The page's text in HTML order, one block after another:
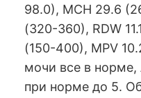
98.0), MCH 29.6
(320-360), RDW
(150-400), MPV
мочи все в
при норме до 5.